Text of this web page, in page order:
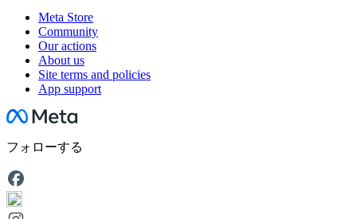
Meta Store
Community
Our actions
About us
Site terms and policies
App support
Facebook
フォローする